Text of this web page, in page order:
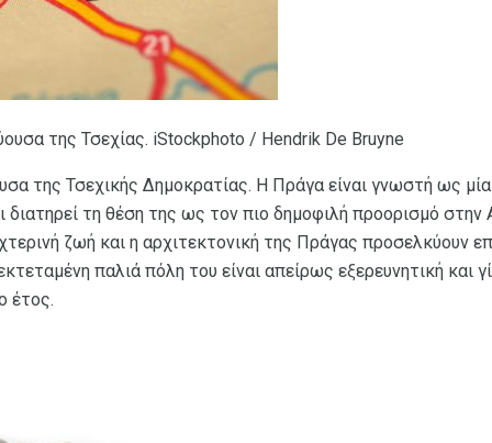
της Τσεχίας. iStockphoto / Hendrik De Bruyne
της Τσεχικής Δημοκρατίας. Η Πράγα είναι γνωστή ως
τη θέση της ως τον πιο δημοφιλή προορισμό στην
ζωή και η αρχιτεκτονική της Πράγας προσελκύουν
παλιά πόλη του είναι απείρως εξερευνητική και
έτος.